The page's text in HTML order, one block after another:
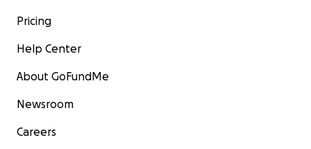
Pricing
Help Center
About GoFundMe
Newsroom
Careers